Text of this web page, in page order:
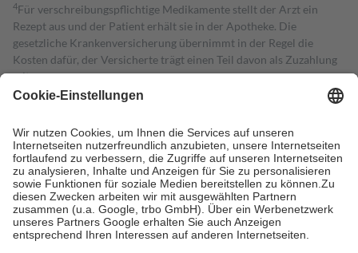
4Für verschreibungspflichtige Medikamente stellt der Arzt ein
Rezept aus und der Patient erhält sie in der Apotheke. Die
gesetzliche Krankenversicherung übernimmt in der Regel die
Kosten dafür, der Versicherte trägt einen Teil davon als Zuzahlung
mit.
Grundsätzlich leisten Mitglieder Zuzahlungen in Höhe von zehn
höchstens zehn Euro.
Es sind jedoch nie mehr als die tatsächlichen
Kosten der Leistung zu entrichten.
Diese Regeln gelten grundsätzlich auch für Online-Apotheken.
Bei Heilmitteln und häuslicher Krankenpflege beträgt die
Zuzahlung zehn Prozent der Kosten sowie zehn Euro je
Verordnung.
Um das Engagement der Versicherten für ihre eigene Gesundheit zu
stärken und die besondere Stellung der Familie zu unterstützen,